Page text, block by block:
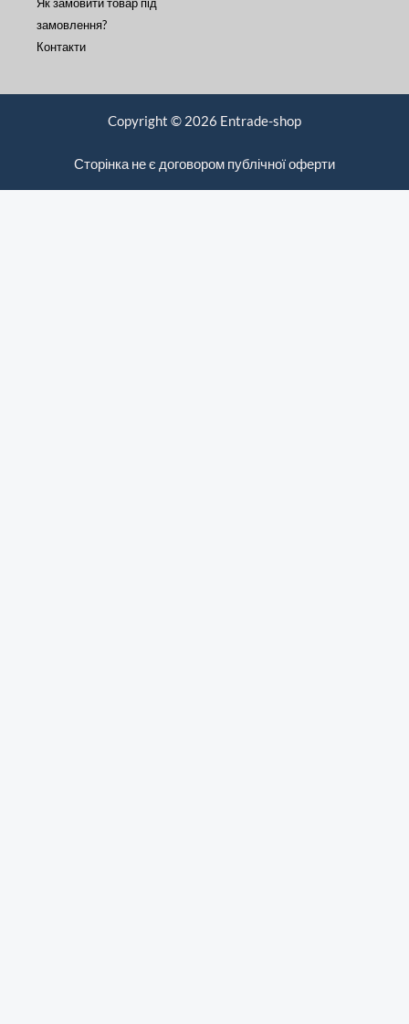
Як замовити товар під
замовлення?
Контакти
Copyright © 2026 Entrade-shop
Сторінка не є договором публічної оферти